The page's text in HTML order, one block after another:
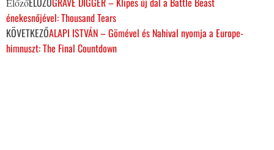
Előző
énekesnőjével: Thousand Tears
KÖVETKEZŐALAPI ISTVÁN – Gömével és Nahival nyomja a Europe-
himnuszt: The Final Countdown